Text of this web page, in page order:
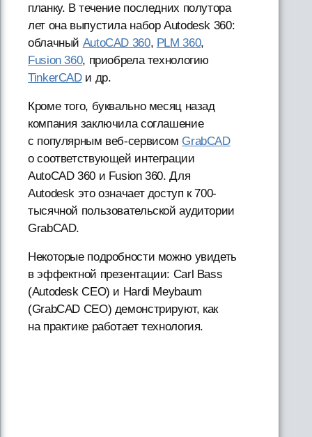
планку. В течение последних полутора
лет она выпустила набор Autodesk 360:
облачный AutoCAD 360, PLM 360,
Fusion 360, приобрела технологию
TinkerCADи др.
Кроме того, буквально месяц назад
компания заключила соглашение
с популярным веб-сервисом GrabCAD
о соответствующей интеграции
AutoCAD 360 и Fusion 360. Для
Autodesk это означает доступ к 700-
тысячной пользовательской аудитории
GrabCAD.
Некоторые подробности можно увидеть
в эффектной презентации: Carl Bass
(Autodesk CEO) и Hardi Meybaum
(GrabCAD CEO) демонстрируют, как
на практике работает технология.